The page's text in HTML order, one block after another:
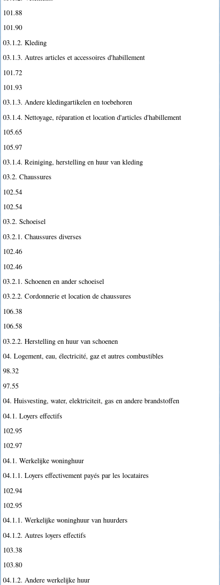
101.88
101.90
03.1.2. Kleding
03.1.3. Autres articles et accessoires d'habillement
101.72
101.93
03.1.3. Andere kledingartikelen en toebehoren
03.1.4. Nettoyage, réparation et location d'articles d'habillement
105.65
105.97
03.1.4. Reiniging, herstelling en huur van kleding
03.2. Chaussures
102.54
102.54
03.2. Schoeisel
03.2.1. Chaussures diverses
102.46
102.46
03.2.1. Schoenen en ander schoeisel
03.2.2. Cordonnerie et location de chaussures
106.38
106.58
03.2.2. Herstelling en huur van schoenen
04. Logement, eau, électricité, gaz et autres combustibles
98.32
97.55
04. Huisvesting, water, elektriciteit, gas en andere brandstoffen
04.1. Loyers effectifs
102.95
102.97
04.1. Werkelijke woninghuur
04.1.1. Loyers effectivement payés par les locataires
102.94
102.95
04.1.1. Werkelijke woninghuur van huurders
04.1.2. Autres loyers effectifs
103.38
103.80
04.1.2. Andere werkelijke huur